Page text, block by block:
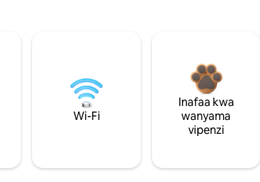
Wi-Fi
Inafaa kwa
wanyama
vipenzi